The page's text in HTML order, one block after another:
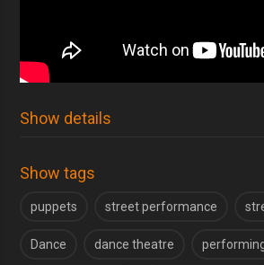
Show details
Show tags
puppets street performance
Dance dance theatre